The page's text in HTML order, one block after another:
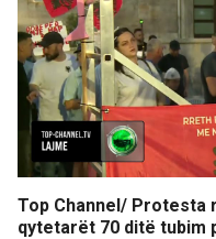
Top Channel/ Protesta
qytetarët 70 ditë tubim